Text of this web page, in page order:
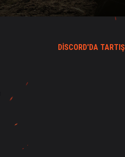
DISCORD'DA TARTIŞ